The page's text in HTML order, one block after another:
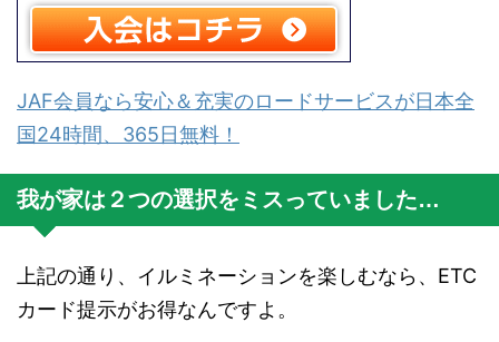
JAF会員なら安心＆充実のロードサービスが日本全
国24時間、365日無料！
我が家は２つの選択をミスっていました…
上記の通り、イルミネーションを楽しむなら、ETC
カード提示がお得なんですよ。